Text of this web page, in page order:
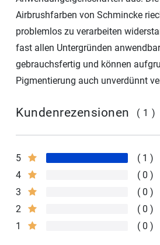
Airbrushfarben von Schmincke
problemlos zu verarbeiten
fast allen Untergründen
gebrauchsfertig und können
Pigmentierung auch unverdünnt
Kundenrezensionen (1)
5
1
4
0
3
0
2
0
1
0